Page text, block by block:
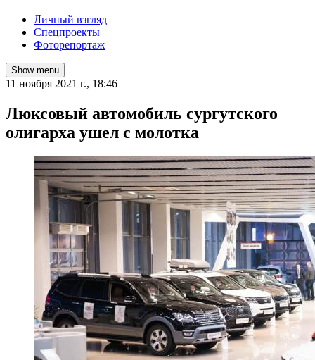
Личный взгляд
Спецпроекты
Фоторепортаж
Show menu
11 ноября 2021 г., 18:46
Люксовый автомобиль сургутского
олигарха ушел с молотка